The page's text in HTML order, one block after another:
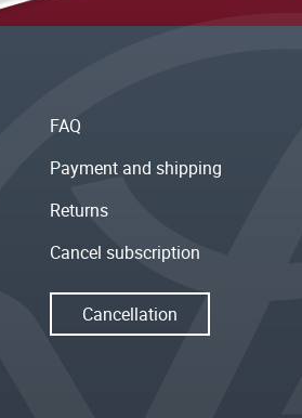
FAQ
Payment and shipping
Returns
Cancel subscription
Cancellation